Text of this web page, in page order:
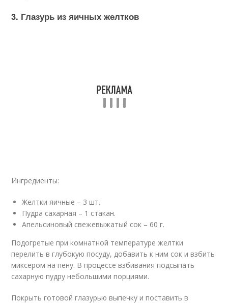
3. Глазурь из яичных желтков
Ингредиенты:
Желтки яичные – 3 шт.
Пудра сахарная – 1 стакан.
Апельсиновый свежевыжатый сок – 60 г.
Подогретые при комнатной температуре желтки
перелить в глубокую посуду, добавить к ним сок и взбить
миксером на пену. В процессе взбивания подсыпать
сахарную пудру небольшими порциями.
Покрыть готовой глазурью выпечку и поставить в